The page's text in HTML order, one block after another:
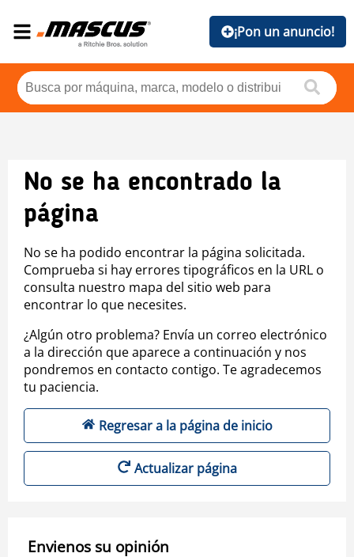
¡Pon un anuncio!
No se ha encontrado la
página
No se ha podido encontrar la página solicitada.
Comprueba si hay errores tipográficos en la URL o
consulta nuestro mapa del sitio web para
encontrar lo que necesites.
¿Algún otro problema? Envía un correo electrónico
a la dirección que aparece a continuación y nos
pondremos en contacto contigo. Te agradecemos
tu paciencia.
Regresar a la página de inicio
Actualizar página
Envienos su opinión